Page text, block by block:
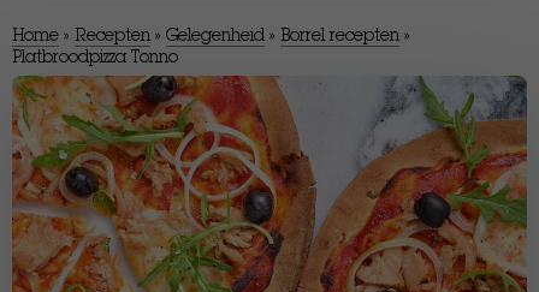
Home » Recepten » Gelegenheid » Borrel recepten »
Platbroodpizza Tonno